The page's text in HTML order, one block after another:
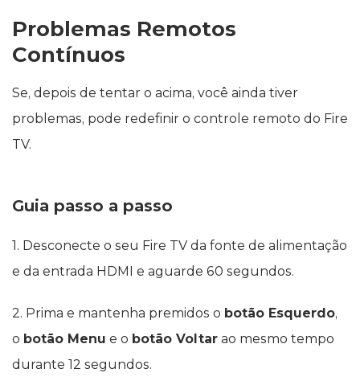
Problemas Remotos
Contínuos
Se, depois de tentar o acima, você ainda tiver
problemas, pode redefinir o controle remoto do Fire
TV.
Guia passo a passo
1. Desconecte o seu Fire TV da fonte de alimentação
e da entrada HDMI e aguarde 60 segundos.
2. Prima e mantenha premidos o botão Esquerdo,
o botão Menu e o botão Voltar ao mesmo tempo
durante 12 segundos.